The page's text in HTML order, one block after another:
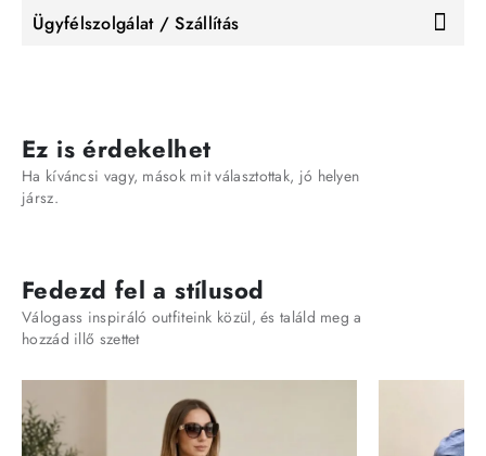
Ügyfélszolgálat / Szállítás
Ez is érdekelhet
Ha kíváncsi vagy, mások mit választottak, jó helyen
jársz.
Fedezd fel a stílusod
Válogass inspiráló outfiteink közül, és találd meg a
hozzád illő szettet